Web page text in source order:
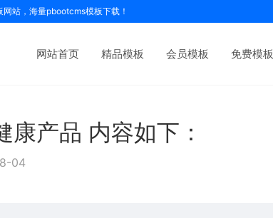
站，海量pbootcms模板下载！
网站首页 精品模板 会员模板 免费模板
康产品 内容如下：
04